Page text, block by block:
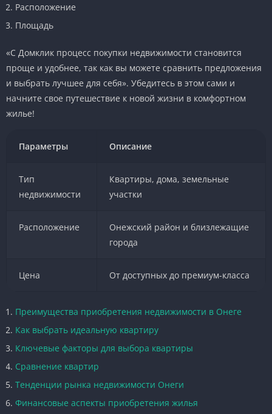
Расположение
Площадь
«С Домклик процесс покупки недвижимости становится
проще и удобнее, так как вы можете сравнить предложения
и выбрать лучшее для себя». Убедитесь в этом сами и
начните свое путешествие к новой жизни в комфортном
жилье!
Параметры Описание
Тип
недвижимости
Квартиры, дома, земельные
участки
Расположение
Онежский район и близлежащие
города
Цена От доступных до премиум-класса
Преимущества приобретения недвижимости в Онеге
Как выбрать идеальную квартиру
Ключевые факторы для выбора квартиры
Сравнение квартир
Тенденции рынка недвижимости Онеги
Финансовые аспекты приобретения жилья